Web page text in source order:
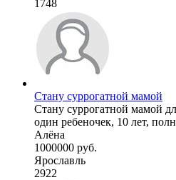
1748
Стану суррогатной мамой
Стану суррогатной мамой
один ребеночек, 10 лет,
Алёна
1000000 руб.
Ярославль
2922